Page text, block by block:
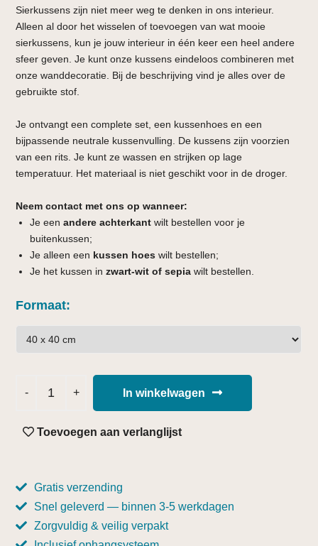
Sierkussens zijn niet meer weg te denken in ons interieur.
Alleen al door het wisselen of toevoegen van wat mooie
sierkussens, kun je jouw interieur in één keer een heel andere
sfeer geven. Je kunt onze kussens eindeloos combineren met
onze wanddecoratie. Bij de beschrijving vind je alles over de
gebruikte stof.
Je ontvangt een complete set, een kussenhoes en een
bijpassende neutrale kussenvulling. De kussens zijn voorzien
van een rits. Je kunt ze wassen en strijken op lage
temperatuur. Het materiaal is niet geschikt voor in de droger.
Neem contact met ons op wanneer:
Je eenandere achterkant wilt bestellen voor je
buitenkussen;
Je alleen een kussen hoes wilt bestellen;
Je het kussen inzwart-wit of sepia wilt bestellen.
Formaat
In winkelwagen
Toevoegen aan verlanglijst
Gratis verzending
Snel geleverd — binnen 3-5 werkdagen
Zorgvuldig & veilig verpakt